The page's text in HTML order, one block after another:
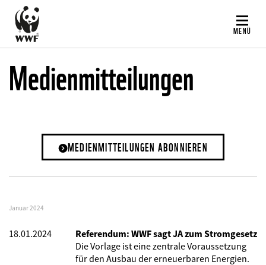
Direkt
zum
Inhalt
MENÜ
Medienmitteilungen
MEDIENMITTEILUNGEN ABONNIEREN
Januar 2024
18.01.2024
Referendum: WWF sagt JA zum Stromgesetz
Die Vorlage ist eine zentrale Voraussetzung
für den Ausbau der erneuerbaren Energien.